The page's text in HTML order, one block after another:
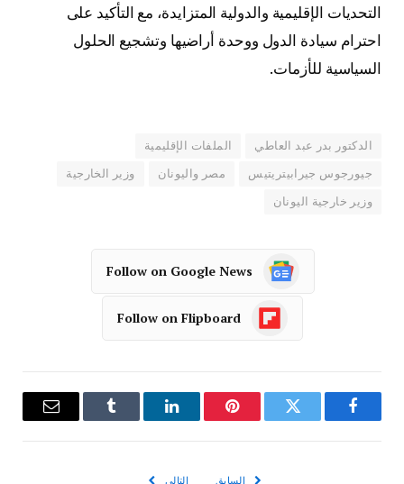
التحديات الإقليمية والدولية المتزايدة، مع التأكيد على
احترام سيادة الدول ووحدة أراضيها وتشجيع الحلول
السياسية للأزمات.
الدكتور بدر عبد العاطي الملفات الإقليمية
جيورجوس جيرابيتريتيس مصر واليونان وزير الخارجية
وزير خارجية اليونان
Follow on Google News
Follow on Flipboard
فيسبوك تويتر بينتيريستلينكدإن Tumblr
البريد
السابق التالي